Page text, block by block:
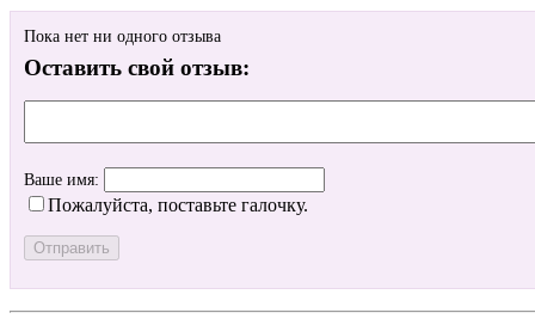
Пока нет ни одного отзыва
Оставить свой отзыв:
Ваше имя:
Пожалуйста, поставьте галочку.